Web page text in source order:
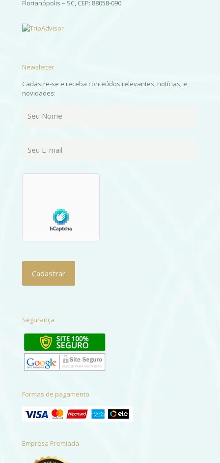
Florianópolis – SC, CEP: 88058-090
Newsletter
Cadastre-se e receba conteúdos relevantes, notícias, e
novidades:
Segurança
Formas de pagamento
Empresa Premiada